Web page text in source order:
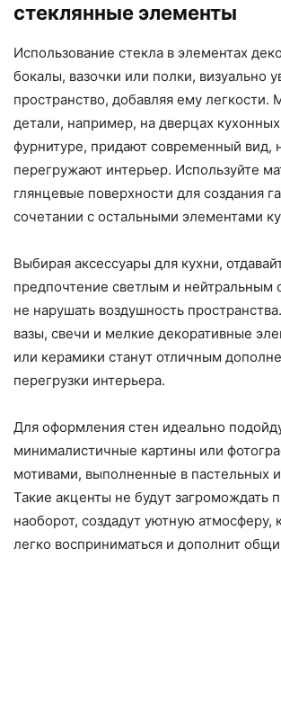
стеклянные элементы
Использование стекла в элементах
бокалы, вазочки или полки, визуально
пространство, добавляя ему легкости.
детали, например, на дверцах
фурнитуре, придают современный вид,
перегружают интерьер. Используйте
глянцевые поверхности для создания
сочетании с остальными элементами
Выбирая аксессуары для кухни,
предпочтение светлым и нейтральным
не нарушать воздушность
вазы, свечи и мелкие декоративные
или керамики станут отличным
перегрузки интерьера.
Для оформления стен идеально
минималистичные картины или
мотивами, выполненные в пастельных
Такие акценты не будут загромождать
наоборот, создадут уютную атмосферу,
легко восприниматься и дополнит